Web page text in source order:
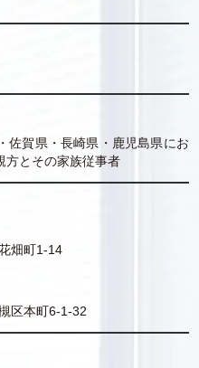
佐賀県・長崎県・鹿児島県にお
方とその家族従事者
畑町1-14
区本町6-1-32